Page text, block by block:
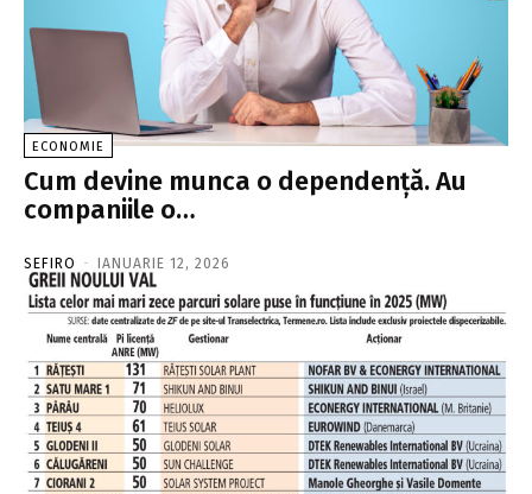
ECONOMIE
Cum devine munca o dependenţă. Au
companiile o…
SEFIRO - IANUARIE 12, 2026